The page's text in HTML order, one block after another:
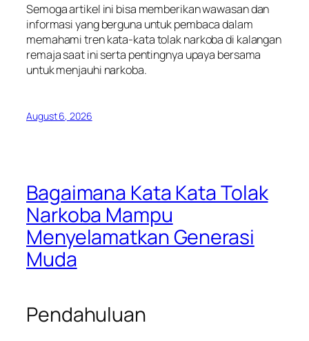
Semoga artikel ini bisa memberikan wawasan dan
informasi yang berguna untuk pembaca dalam
memahami tren kata-kata tolak narkoba di kalangan
remaja saat ini serta pentingnya upaya bersama
untuk menjauhi narkoba.
August 6, 2026
Bagaimana Kata Kata Tolak
Narkoba Mampu
Menyelamatkan Generasi
Muda
Pendahuluan